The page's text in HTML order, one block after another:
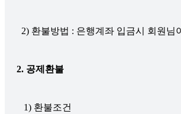
2. 공제환불
   1) 환불조건